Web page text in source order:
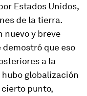
Estados Unidos,
de la tierra.
nuevo y breve
demostró que eso
a la
hubo globalización
punto,